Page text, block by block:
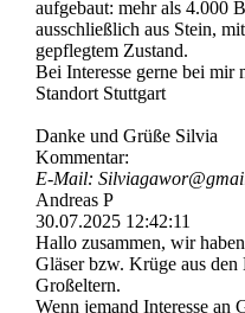
aufgebaut: mehr als 4.000
ausschließlich aus Stein,
gepflegtem Zustand.
Bei Interesse gerne bei mir
Standort Stuttgart
Danke und Grüße Silvia
Kommentar:
E-Mail:
Andreas P
30.07.2025 12:42:11
Hallo zusammen, wir
Gläser bzw. Krüge aus den
Großeltern.
Wenn jemand Interesse an